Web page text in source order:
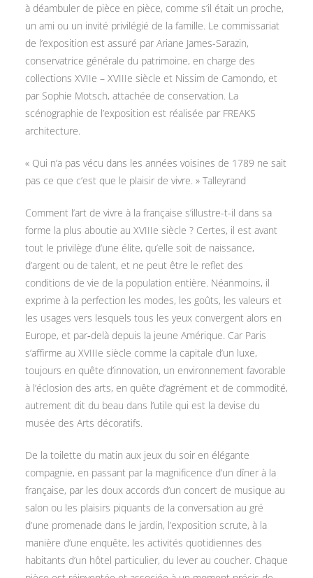
à déambuler de pièce en pièce, comme s’il était un proche,
un ami ou un invité privilégié de la famille. Le commissariat
de l’exposition est assuré par Ariane James-Sarazin,
conservatrice générale du patrimoine, en charge des
collections XVIIe – XVIIIe siècle et Nissim de Camondo, et
par Sophie Motsch, attachée de conservation. La
scénographie de l’exposition est réalisée par FREAKS
architecture.
« Qui n’a pas vécu dans les années voisines de 1789 ne sait
pas ce que c’est que le plaisir de vivre. » Talleyrand
Comment l’art de vivre à la française s’illustre-t-il dans sa
forme la plus aboutie au XVIIIe siècle ? Certes, il est avant
tout le privilège d’une élite, qu’elle soit de naissance,
d’argent ou de talent, et ne peut être le reflet des
conditions de vie de la population entière. Néanmoins, il
exprime à la perfection les modes, les goûts, les valeurs et
les usages vers lesquels tous les yeux convergent alors en
Europe, et par‑delà depuis la jeune Amérique. Car Paris
s’affirme au XVIIIe siècle comme la capitale d’un luxe,
toujours en quête d’innovation, un environnement favorable
à l’éclosion des arts, en quête d’agrément et de commodité,
autrement dit du beau dans l’utile qui est la devise du
musée des Arts décoratifs.
De la toilette du matin aux jeux du soir en élégante
compagnie, en passant par la magnificence d’un dîner à la
française, par les doux accords d’un concert de musique au
salon ou les plaisirs piquants de la conversation au gré
d’une promenade dans le jardin, l’exposition scrute, à la
manière d’une enquête, les activités quotidiennes des
habitants d’un hôtel particulier, du lever au coucher. Chaque